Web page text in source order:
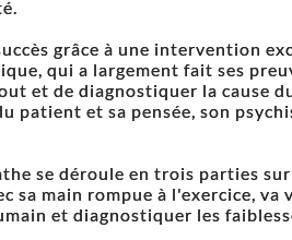
grâce à une intervention
qui a largement fait ses
et de diagnostiquer la cause
patient et sa pensée, son
se déroule en trois parties
sa main rompue à l'exercice,
et diagnostiquer les